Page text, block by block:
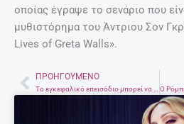
οποίας έγραψε το σενάριο που
μυθιστόρημα του Άντριου Σον
Lives of Greta Walls».
PrevΠΡΟΗΓΟΎΜΕΝΟ
Το εγκεφαλικό επεισόδιο μπορεί να προκληθεί και από χρόνιο στρες.